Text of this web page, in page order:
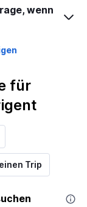
wenn
für
Trip